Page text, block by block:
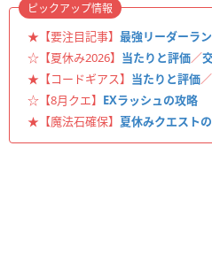
★【要注目記事】 最強リーダーラ
☆【夏休み2026】 当たりと評価／
★【コードギアス】 当たりと評価／
☆【8月クエ】 EXラッシュの攻略
★【魔法石確保】 夏休みクエスト
ピックアップ情報